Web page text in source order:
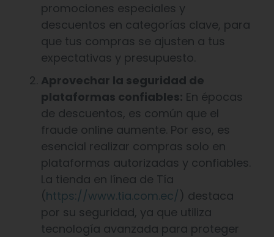
promociones especiales y
descuentos en categorías clave, para
que tus compras se ajusten a tus
expectativas y presupuesto.
Aprovechar la seguridad de
plataformas confiables: En épocas
de descuentos, es común que el
fraude online aumente. Por eso, es
esencial realizar compras solo en
plataformas autorizadas y confiables.
La tienda en línea de Tía
(https://www.tia.com.ec/ ) destaca
por su seguridad, ya que utiliza
tecnología avanzada para proteger